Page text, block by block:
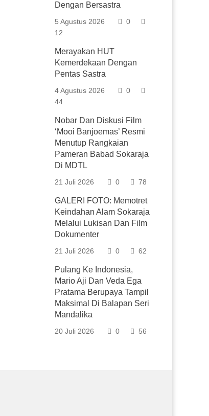
Dengan Bersastra
5 Agustus 2026
0
12
Merayakan HUT
Kemerdekaan Dengan
Pentas Sastra
4 Agustus 2026
0
44
Nobar Dan Diskusi Film
‘Mooi Banjoemas’ Resmi
Menutup Rangkaian
Pameran Babad Sokaraja
Di MDTL
21 Juli 2026 0 78
GALERI FOTO: Memotret
Keindahan Alam Sokaraja
Melalui Lukisan Dan Film
Dokumenter
21 Juli 2026 0 62
Pulang Ke Indonesia,
Mario Aji Dan Veda Ega
Pratama Berupaya Tampil
Maksimal Di Balapan Seri
Mandalika
20 Juli 2026 0 56